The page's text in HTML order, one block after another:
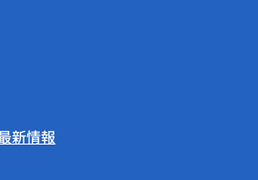
新情報